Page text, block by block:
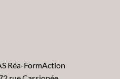
Réa-FormAction